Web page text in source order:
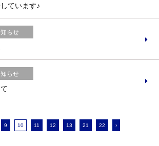
ています♪
らせ
らせ
9 10 11 12 13 21 22 ›